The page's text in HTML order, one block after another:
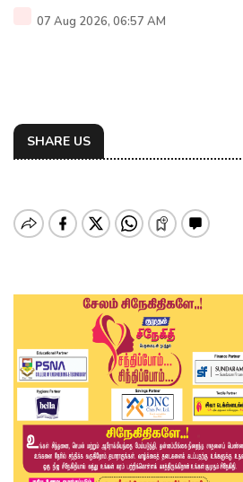
07 Aug 2026, 06:57 AM
SHARE US